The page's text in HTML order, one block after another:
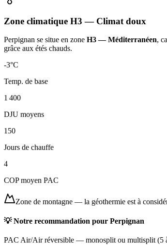
Zone climatique H3 — Climat doux
Perpignan se situe en zone H3 — Méditerranéen,
grâce aux étés chauds.
-3°C
Temp. de base
1 400
DJU moyens
150
Jours de chauffe
4
COP moyen PAC
Zone de montagne — la géothermie est à
💡 Notre recommandation pour Perpignan
PAC Air/Air réversible — monosplit ou multisplit (5